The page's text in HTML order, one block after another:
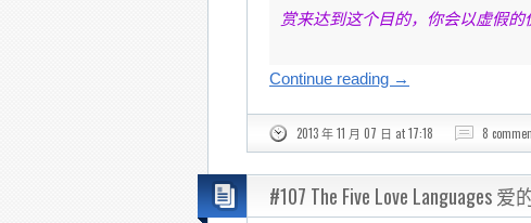
赏来达到这个目的，你会以虚假的
Continue reading →
2013 年 11 月 07 日 at 17:18 8
#107 The Five Love Languages